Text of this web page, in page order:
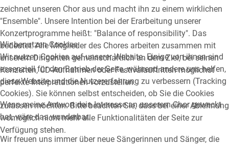
zeichnet unseren Chor aus und macht ihn zu einem wirklichen
"Ensemble". Unsere Intention bei der Erarbeitung unserer
Konzertprogramme heißt: "Balance of responsibility". Das
bedeutet: Alle Mitglieder des Chores arbeiten zusammen mit
unserem Dirigenten gemeinschaftlich an dem Ziel, bei seinen
Konzerten, CD-Aufnahmen oder Festivalauftritten möglichst
perfekte Interpretationen vorzustellen.
Wenn meine Antwort dein Interesse an unserem Chor geweckt
hat, wäre das wunderbar.
Wir freuen uns immer über neue Sängerinnen und Sänger, die
Wir benutzen Cookies
Wir nutzen Cookies auf unserer Website. Einige von ihnen sind
essenziell für den Betrieb der Seite, während andere uns helfen,
diese Website und die Nutzererfahrung zu verbessern (Tracking
Cookies). Sie können selbst entscheiden, ob Sie die Cookies
zulassen möchten. Bitte beachten Sie, dass bei einer Ablehnung
womöglich nicht mehr alle Funktionalitäten der Seite zur
Verfügung stehen.